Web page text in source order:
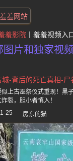
羞羞网站
羞影院 羞羞视频入
片和独家视
-背后的死亡真相-尸
上古巫祭仪式重现！黑
裂，胆小者慎入！
25
房东的猫